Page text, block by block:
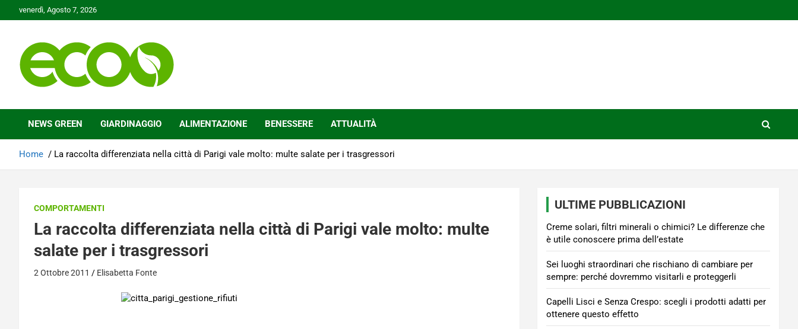
to
venerdì, Agosto 7, 2026
Ecoo.it
NEWS GREEN GIARDINAGGIO ALIMENTAZIONE BENESSERE ATTUALITÀ
Home La raccolta differenziata nella città di Parigi vale molto: multe salate per i trasgressori
COMPORTAMENTI
La raccolta differenziata nella città di Parigi vale molto: multe
salate per i trasgressori
2 Ottobre 2011 Elisabetta Fonte
ULTIME PUBBLICAZIONI
Creme solari, filtri minerali o chimici? Le differenze che
è utile conoscere prima dell’estate
Sei luoghi straordinari che rischiano di cambiare per
sempre: perché dovremmo visitarli e proteggerli
Capelli Lisci e Senza Crespo: scegli i prodotti adatti per
ottenere questo effetto